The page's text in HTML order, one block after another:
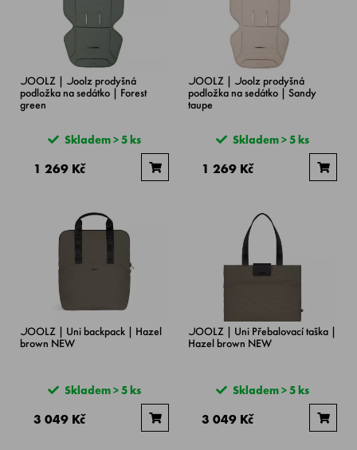
JOOLZ | Joolz prodyšná
podložka na sedátko | Forest
green
Skladem > 5 ks
1 269 Kč
JOOLZ | Joolz prodyšná
podložka na sedátko | Sandy
taupe
Skladem > 5 ks
1 269 Kč
JOOLZ | Uni backpack | Hazel
brown NEW
Skladem > 5 ks
3 049 Kč
JOOLZ | Uni Přebalovací taška |
Hazel brown NEW
Skladem > 5 ks
3 049 Kč